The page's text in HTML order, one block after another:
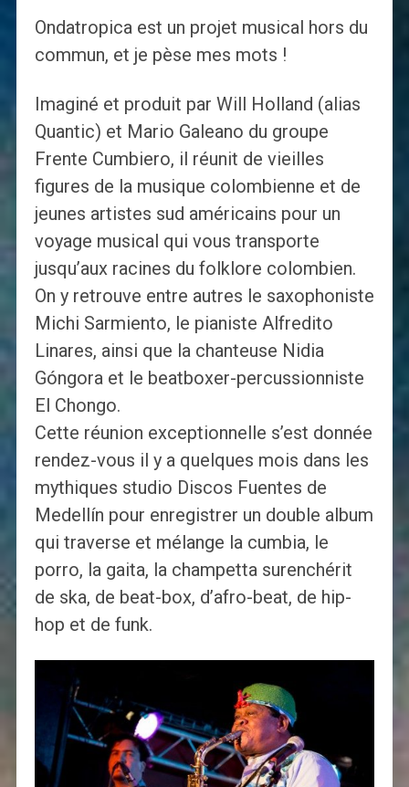
Ondatropica est un projet musical hors du
commun, et je pèse mes mots !
Imaginé et produit par Will Holland (alias
Quantic) et Mario Galeano du groupe
Frente Cumbiero, il réunit de vieilles
figures de la musique colombienne et de
jeunes artistes sud américains pour un
voyage musical qui vous transporte
jusqu’aux racines du folklore colombien.
On y retrouve entre autres le saxophoniste
Michi Sarmiento, le pianiste Alfredito
Linares, ainsi que la chanteuse Nidia
Góngora et le beatboxer-percussionniste
El Chongo.
Cette réunion exceptionnelle s’est donnée
rendez-vous il y a quelques mois dans les
mythiques studio Discos Fuentes de
Medellín pour enregistrer un double album
qui traverse et mélange la cumbia, le
porro, la gaita, la champetta surenchérit
de ska, de beat-box, d’afro-beat, de hip-
hop et de funk.